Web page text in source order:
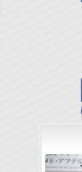
الغندور يطلب